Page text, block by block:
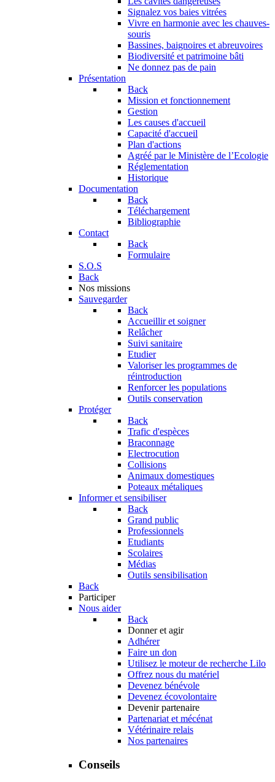
Signalez vos baies vitrées
Vivre en harmonie avec les chauves-
souris
Bassines, baignoires et abreuvoires
Biodiversité et patrimoine bâti
Ne donnez pas de pain
Présentation
Back
Mission et fonctionnement
Gestion
Les causes d'accueil
Capacité d'accueil
Plan d'actions
Agréé par le Ministère de l’Ecologie
Réglementation
Historique
Documentation
Back
Téléchargement
Bibliographie
Contact
Back
Formulaire
S.O.S
Back
Nos missions
Sauvegarder
Back
Accueillir et soigner
Relâcher
Suivi sanitaire
Etudier
Valoriser les programmes de
réintroduction
Renforcer les populations
Outils conservation
Protéger
Back
Trafic d'espèces
Braconnage
Electrocution
Collisions
Animaux domestiques
Poteaux métaliques
Informer et sensibiliser
Back
Grand public
Professionnels
Etudiants
Scolaires
Médias
Outils sensibilisation
Back
Participer
Nous aider
Back
Donner et agir
Adhérer
Faire un don
Utilisez le moteur de recherche Lilo
Offrez nous du matériel
Devenez bénévole
Devenez écovolontaire
Devenir partenaire
Partenariat et mécénat
Vétérinaire relais
Nos partenaires
Conseils